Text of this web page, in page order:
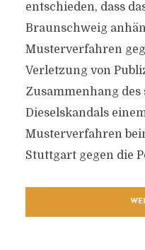
entschieden, dass
Braunschweig
Musterverfahren
Verletzung von
Zusammenhang des
Dieselskandals
Musterverfahren
Stuttgart gegen die